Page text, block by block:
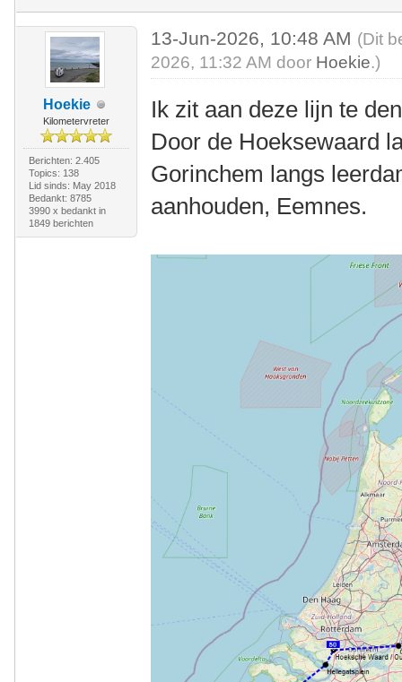
Hoekie
Kilometervreter
Berichten: 2.405
Topics: 138
Lid sinds: May 2018
Bedankt: 8785
3990 x bedankt in
1849 berichten
13-Jun-2026, 10:48 AM (Dit
2026, 11:32 AM door Hoekie.)
Ik zit aan deze lijn te
Door de Hoeksewaard
Gorinchem langs
aanhouden, Eemnes.